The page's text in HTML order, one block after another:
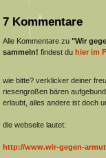
7 Kommentare
Alle Kommentare zu "Wir
sammeln! findest du hier im
wie bitte? verklicker deiner
riesengroßen bären
erlaubt, alles andere ist doch
die webseite lautet:
http://www.wir-gegen-